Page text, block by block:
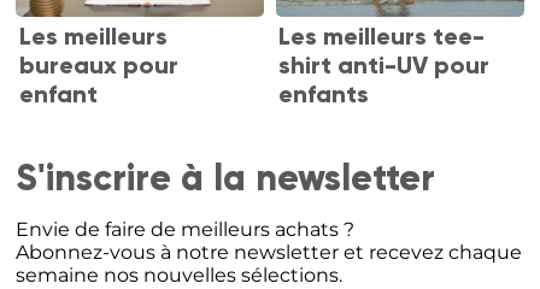
Les meilleurs
bureaux pour
enfant
Les meilleurs tee-
shirt anti-UV pour
enfants
S'inscrire à la newsletter
Envie de faire de meilleurs achats ?
Abonnez-vous à notre newsletter et recevez chaque
semaine nos nouvelles sélections.